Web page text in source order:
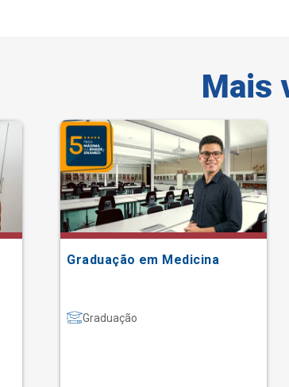
Mais
Graduação em Medicina
Graduação